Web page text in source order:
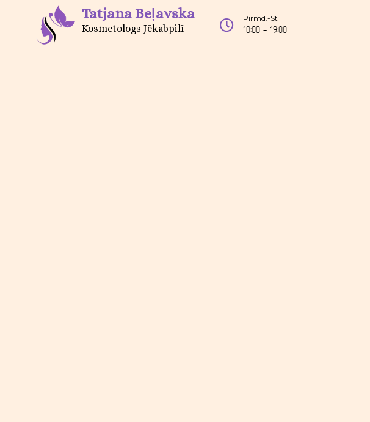
Tatjana Beļavska
Kosmetologs Jēkabpilī
Pirmd.-St
10:00 - 19:00